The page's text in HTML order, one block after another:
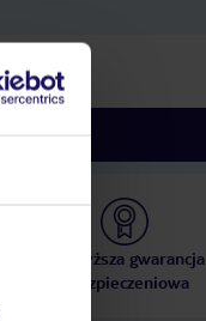
Najwyższa gwarancja
ubezpieczeniowa